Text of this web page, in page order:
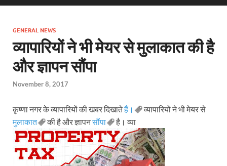
GENERAL NEWS
व्यापारियों ने भी मेयर से मुलाकात की है
और ज्ञापन सौंपा
November 8, 2017
कृष्णा नगर के व्यापारियों की खबर दिखातेहैं।
व्यापारियों ने भी मेयर से
मुलाकात
की है और ज्ञापनसौंपा है। व्या